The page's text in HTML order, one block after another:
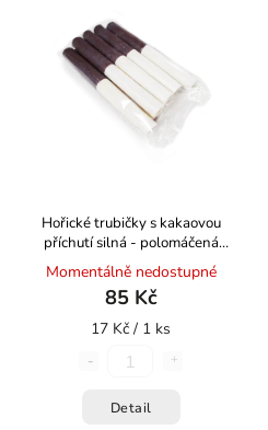
Nejdražší
Abecedně
Hořické trubičky s kakaovou
příchutí silná - polomáčená
200g HOŘICKÉ TRUBIČKY
Momentálně nedostupné
85 Kč
17 Kč / 1 ks
Detail